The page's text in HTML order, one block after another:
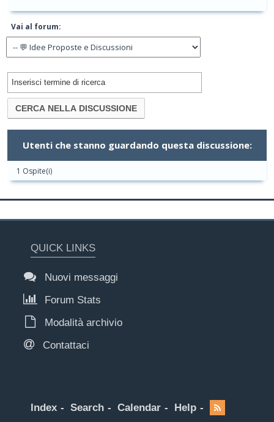
Vai al forum:
Utenti che stanno guardando questa discussione:
1 Ospite(i)
QUICK LINKS
Nuovi messaggi
Forum Stats
Modalità archivio
Contattaci
Index Search Calendar Help